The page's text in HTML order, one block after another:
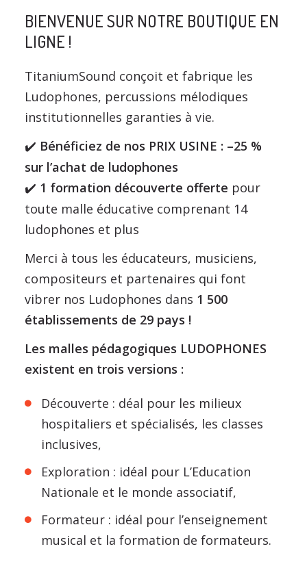
BIENVENUE SUR NOTRE BOUTIQUE EN
LIGNE !
TitaniumSound conçoit et fabrique les
Ludophones, percussions mélodiques
institutionnelles garanties à vie.
✔ Bénéficiez de nos PRIX USINE : –25 %
sur l’achat de ludophones
✔ 1 formation découverte offerte pour
toute malle éducative comprenant 14
ludophones et plus
Merci à tous les éducateurs, musiciens,
compositeurs et partenaires qui font
vibrer nos Ludophones dans 1 500
établissements de 29 pays !
Les malles pédagogiques LUDOPHONES
existent en trois versions :
Découverte : déal pour les milieux
hospitaliers et spécialisés, les classes
inclusives,
Exploration : idéal pour L’Education
Nationale et le monde associatif,
Formateur : idéal pour l’enseignement
musical et la formation de formateurs.